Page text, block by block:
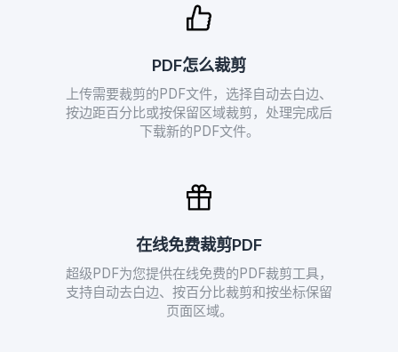
PDF怎么裁剪
上传需要裁剪的PDF文件，选择自动去白边、
按边距百分比或按保留区域裁剪，处理完成后
下载新的PDF文件。
在线免费裁剪PDF
超级PDF为您提供在线免费的PDF裁剪工具，
支持自动去白边、按百分比裁剪和按坐标保留
页面区域。